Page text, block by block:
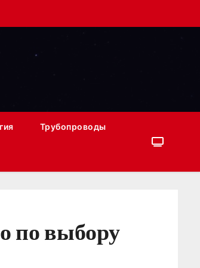
Трубопроводы
по выбору